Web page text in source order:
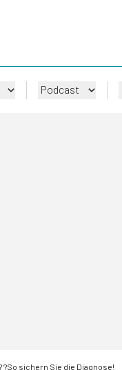
Podcast
sichern Sie die Diagnose!